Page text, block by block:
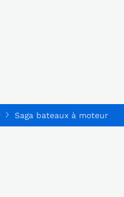
Saga bateaux à moteur